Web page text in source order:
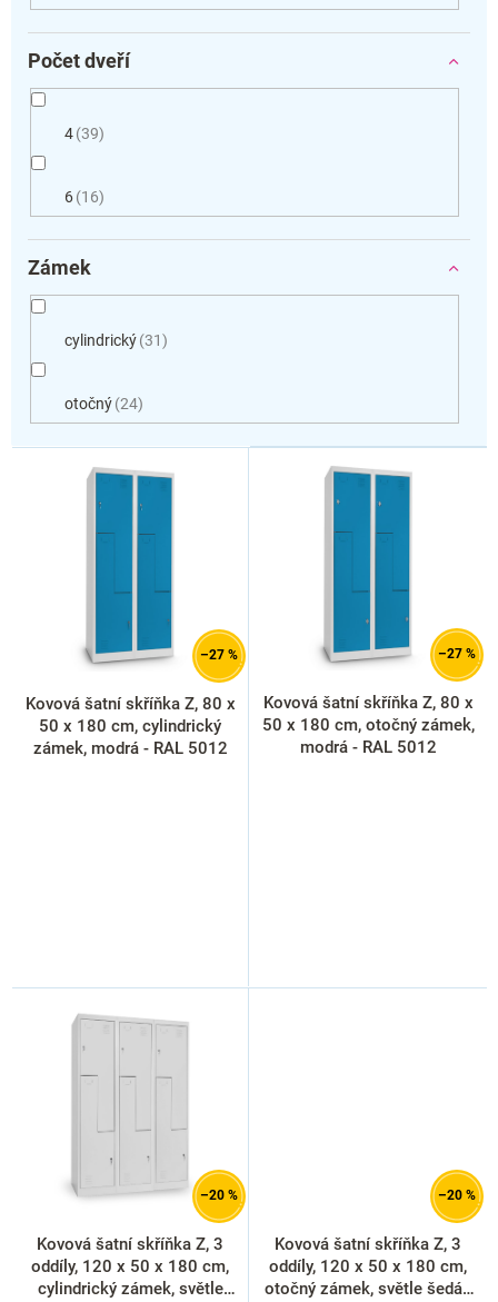
Počet dveří
4 39
6 16
Zámek
cylindrický 31
otočný 24
V
–27 %
Kovová šatní skříňka Z, 80 x
50 x 180 cm, cylindrický
zámek, modrá - RAL 5012
–27 %
Kovová šatní skříňka Z, 80 x
50 x 180 cm, otočný zámek,
modrá - RAL 5012
–20 %
Kovová šatní skříňka Z, 3
oddíly, 120 x 50 x 180 cm,
cylindrický zámek, světle
–20 %
Kovová šatní skříňka Z, 3
oddíly, 120 x 50 x 180 cm,
otočný zámek, světle šedá -